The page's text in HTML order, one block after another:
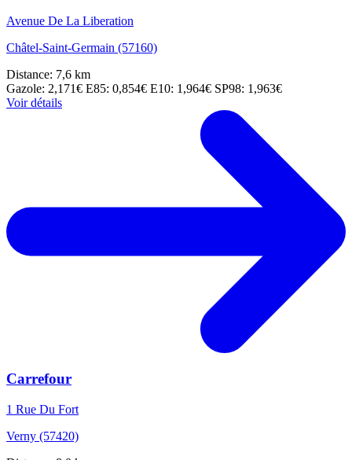
Avenue De La Liberation
Châtel-Saint-Germain (57160)
Distance: 7,6 km
Gazole: 2,171€ E85: 0,854€ E10: 1,964€ SP98: 1,963€
Voir détails
Carrefour
1 Rue Du Fort
Verny (57420)